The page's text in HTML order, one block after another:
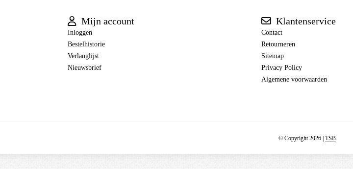
Mijn account
Inloggen
Bestelhistorie
Verlanglijst
Nieuwsbrief
Klantenservice
Contact
Retourneren
Sitemap
Privacy Policy
Algemene voorwaarden
© Copyright 2026 | TSB